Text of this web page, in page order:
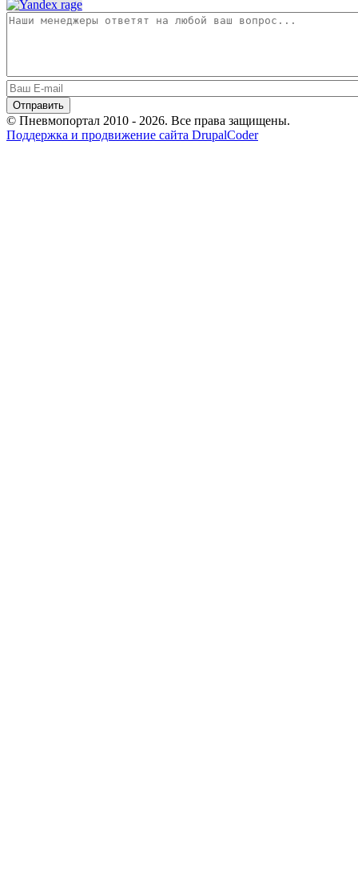
© Пневмопортал 2010 - 2026. Все права защищены.
Поддержка и продвижение сайта DrupalCoder